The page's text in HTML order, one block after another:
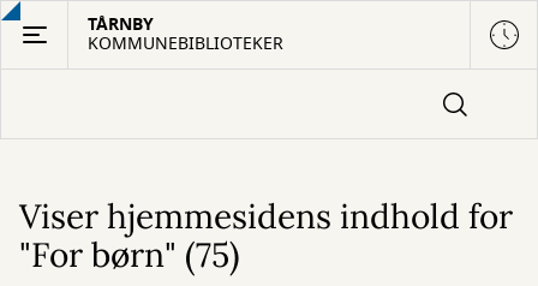
Gå
hovedindhold
TÅRNBY
KOMMUNEBIBLIOTEKER
Viser hjemmesidens indhold for
"For børn" (75)